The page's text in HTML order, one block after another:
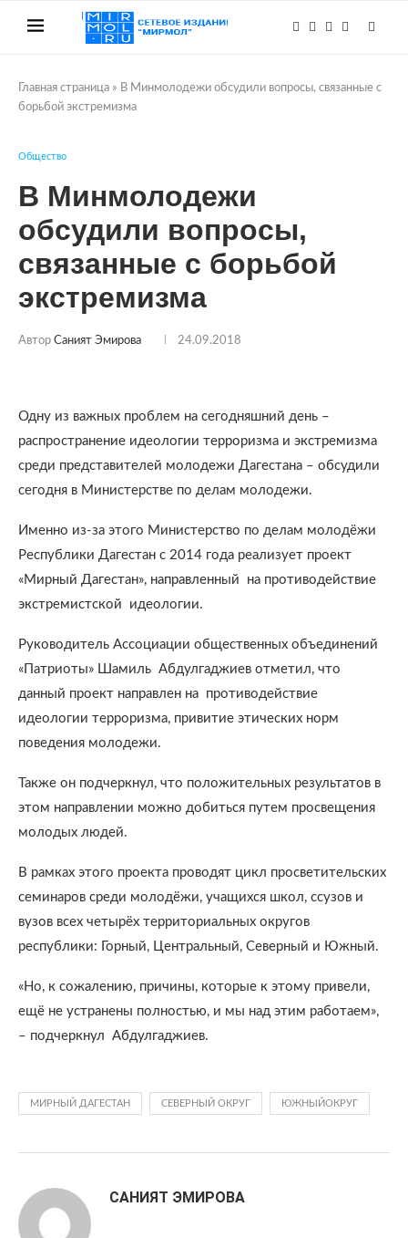
Главная страница » В Минмолодежи обсудили вопросы, связанные с
борьбой экстремизма
Общество
В Минмолодежи
обсудили вопросы,
связанные с борьбой
экстремизма
Автор Саният Эмирова 24.09.2018
Одну из важных проблем на сегодняшний день –
распространение идеологии терроризма и экстремизма
среди представителей молодежи Дагестана – обсудили
сегодня в Министерстве по делам молодежи.
Именно из-за этого Министерство по делам молодёжи
Республики Дагестан с 2014 года реализует проект
«Мирный Дагестан», направленный на противодействие
экстремистской идеологии.
Руководитель Ассоциации общественных объединений
«Патриоты» Шамиль Абдулгаджиев отметил, что
данный проект направлен на противодействие
идеологии терроризма, привитие этических норм
поведения молодежи.
Также он подчеркнул, что положительных результатов в
этом направлении можно добиться путем просвещения
молодых людей.
В рамках этого проекта проводят цикл просветительских
семинаров среди молодёжи, учащихся школ, ссузов и
вузов всех четырёх территориальных округов
республики: Горный, Центральный, Северный и Южный.
«Но, к сожалению, причины, которые к этому привели,
ещё не устранены полностью, и мы над этим работаем»,
– подчеркнул Абдулгаджиев.
МИРНЫЙ ДАГЕСТАН СЕВЕРНЫЙ ОКРУГ ЮЖНЫЙОКРУГ
САНИЯТ ЭМИРОВА